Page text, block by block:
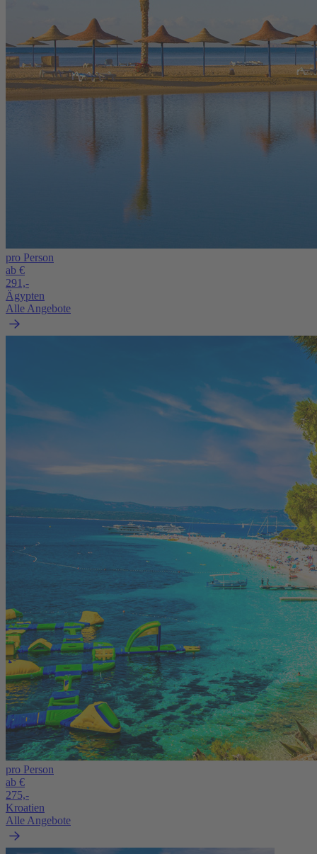
pro Person
ab €
291,-
Ägypten
Alle Angebote
pro Person
ab €
275,-
Kroatien
Alle Angebote